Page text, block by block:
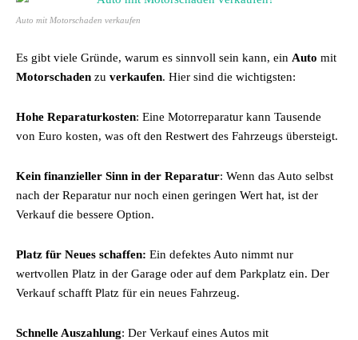
Auto mit Motorschaden verkaufen
Es gibt viele Gründe, warum es sinnvoll sein kann, ein Auto mit
Motorschaden zu verkaufen. Hier sind die wichtigsten:
Hohe Reparaturkosten: Eine Motorreparatur kann Tausende
von Euro kosten, was oft den Restwert des Fahrzeugs übersteigt.
Kein finanzieller Sinn in der Reparatur: Wenn das Auto selbst
nach der Reparatur nur noch einen geringen Wert hat, ist der
Verkauf die bessere Option.
Platz für Neues schaffen: Ein defektes Auto nimmt nur
wertvollen Platz in der Garage oder auf dem Parkplatz ein. Der
Verkauf schafft Platz für ein neues Fahrzeug.
Schnelle Auszahlung: Der Verkauf eines Autos mit